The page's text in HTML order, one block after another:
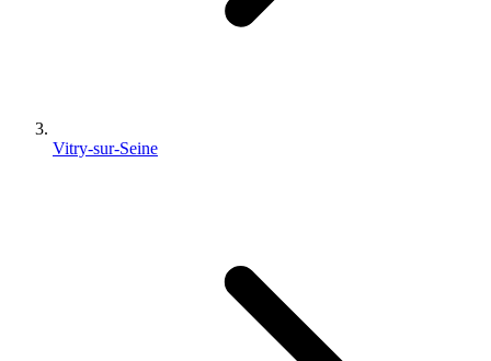
Vitry-sur-Seine